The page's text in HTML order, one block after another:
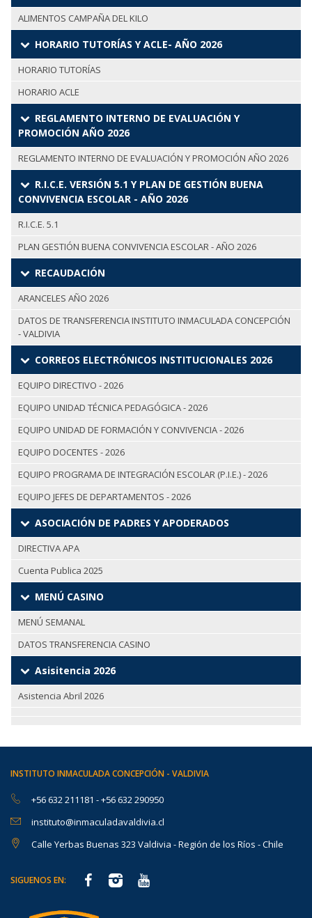
ALIMENTOS CAMPAÑA DEL KILO
HORARIO TUTORÍAS Y ACLE- AÑO 2026
HORARIO TUTORÍAS
HORARIO ACLE
REGLAMENTO INTERNO DE EVALUACIÓN Y
PROMOCIÓN AÑO 2026
REGLAMENTO INTERNO DE EVALUACIÓN Y PROMOCIÓN AÑO 2026
R.I.C.E. VERSIÓN 5.1 Y PLAN DE GESTIÓN BUENA
CONVIVENCIA ESCOLAR - AÑO 2026
R.I.C.E. 5.1
PLAN GESTIÓN BUENA CONVIVENCIA ESCOLAR - AÑO 2026
RECAUDACIÓN
ARANCELES AÑO 2026
DATOS DE TRANSFERENCIA INSTITUTO INMACULADA CONCEPCIÓN
- VALDIVIA
CORREOS ELECTRÓNICOS INSTITUCIONALES 2026
EQUIPO DIRECTIVO - 2026
EQUIPO UNIDAD TÉCNICA PEDAGÓGICA - 2026
EQUIPO UNIDAD DE FORMACIÓN Y CONVIVENCIA - 2026
EQUIPO DOCENTES - 2026
EQUIPO PROGRAMA DE INTEGRACIÓN ESCOLAR (P.I.E.) - 2026
EQUIPO JEFES DE DEPARTAMENTOS - 2026
ASOCIACIÓN DE PADRES Y APODERADOS
DIRECTIVA APA
Cuenta Publica 2025
MENÚ CASINO
MENÚ SEMANAL
DATOS TRANSFERENCIA CASINO
Asisitencia 2026
Asistencia Abril 2026
INSTITUTO INMACULADA CONCEPCIÓN - VALDIVIA
+56 632 211181 -+56 632 290950
instituto@inmaculadavaldivia.cl
Calle Yerbas Buenas 323 Valdivia - Región de los Ríos - Chile
SIGUENOS EN: